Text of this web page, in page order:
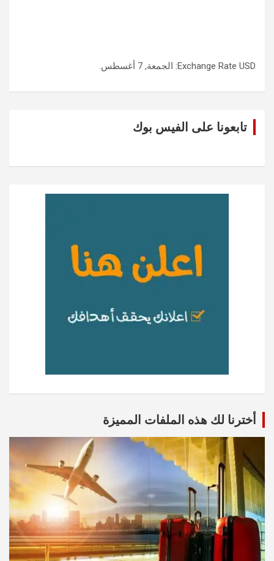
Exchange Rate USD : الجمعة, 7 أغسطس.
تابعونا على الفيس بوك
أخترنا لك هذه الملفات المميزة